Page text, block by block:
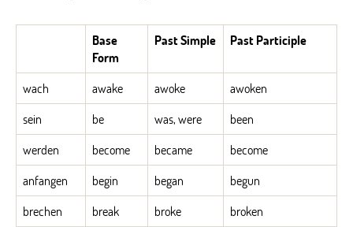
Base
Form
Past Simple Past Participle
wach awake awoke
awoken
sein
be was, were
been
werden
become became
become
anfangen
begin began
begun
brechen
break broke
broken